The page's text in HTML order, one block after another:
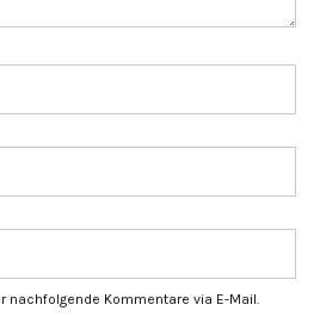
nachfolgende Kommentare via E-Mail.